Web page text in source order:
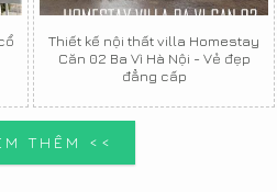
Thiết kế nội thất villa Homestay
Căn 02 Ba Vì Hà Nội - Vẻ đẹp
đẳng cấp
THÊM <<